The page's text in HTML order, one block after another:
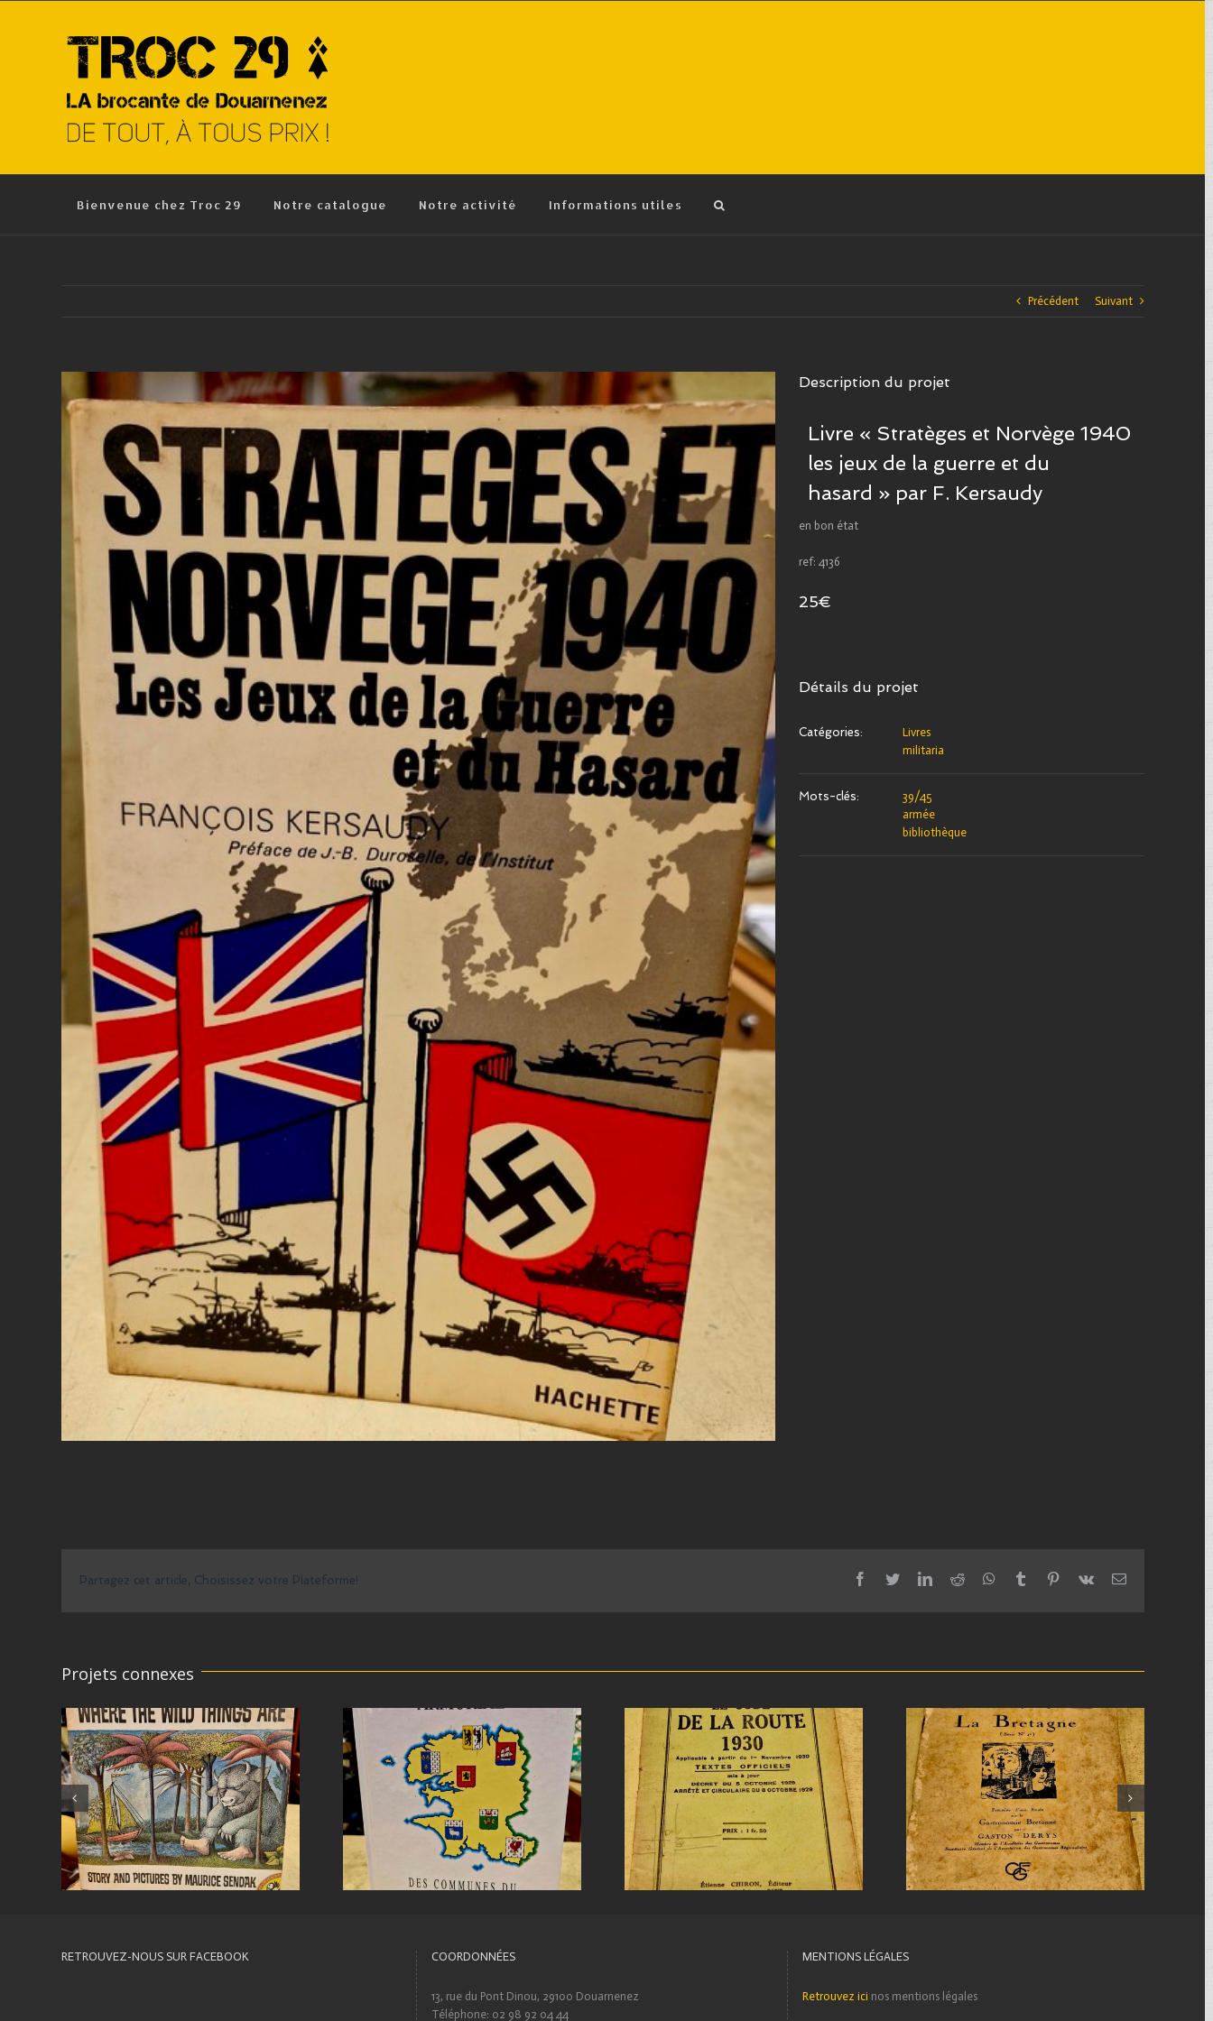
Bienvenue chez Troc 29 Notre catalogue Notre activité Informations utiles
Précédent Suivant
Description du projet
Livre « Stratèges et Norvège 1940
les jeux de la guerre et du
hasard » par F. Kersaudy
en bon état
ref: 4136
25€
Détails du projet
Catégories:
Livres
militaria
Mots-clés:
39/45
armée
bibliothèque
Partagez cet article, Choisissez votre Plateforme! facebook
twitterlinkedinredditwhatsapptumblrpinterest
vk Email
Projets connexes
RETROUVEZ-NOUS SUR FACEBOOK COORDONNÉES
13, rue du Pont Dinou, 29100 Douarnenez
Téléphone: 02 98 92 04 44
MENTIONS LÉGALES
Retrouvez ici nos mentions légales